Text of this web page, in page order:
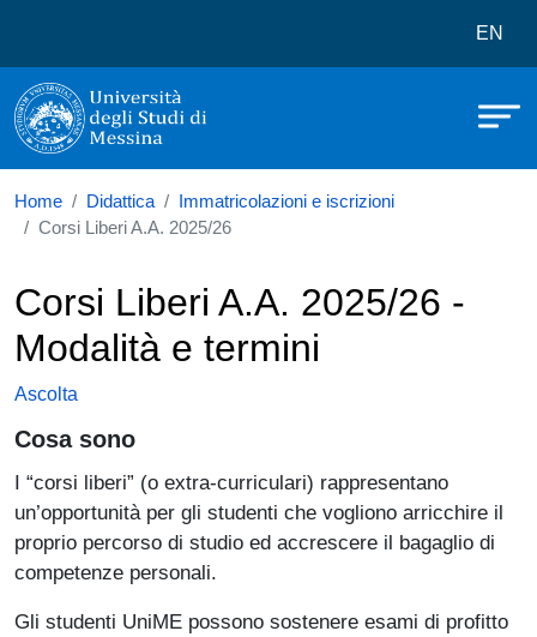
Università degli Studi di Messina
EN
Home Didattica
Immatricolazioni e iscrizioni
Corsi Liberi A.A. 2025/26
Corsi Liberi A.A. 2025/26 -
Modalità e termini
Ascolta
Cosa sono
I “corsi liberi” (o extra-curriculari) rappresentano
un’opportunità per gli studenti che vogliono arricchire il
proprio percorso di studio ed accrescere il bagaglio di
competenze personali.
Gli studenti UniME possono sostenere esami di profitto